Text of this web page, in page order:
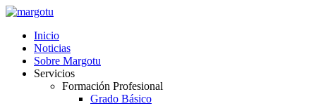
Ir
contenido
Inicio
Noticias
Sobre Margotu
Servicios
Formación Profesional
Grado Básico